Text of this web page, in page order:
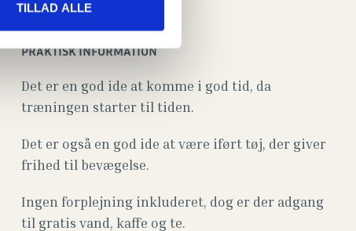
TILLAD ALLE
PRAKTISK INFORMATION
Det er en god ide at komme i god tid, da
træningen starter til tiden.
Det er også en god ide at være iført tøj, der giver
frihed til bevægelse.
Ingen forplejning inkluderet, dog er der adgang
til gratis vand, kaffe og te.